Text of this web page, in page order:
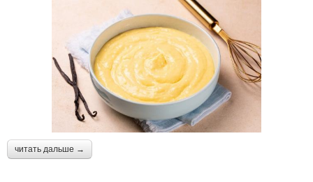
читать дальше →